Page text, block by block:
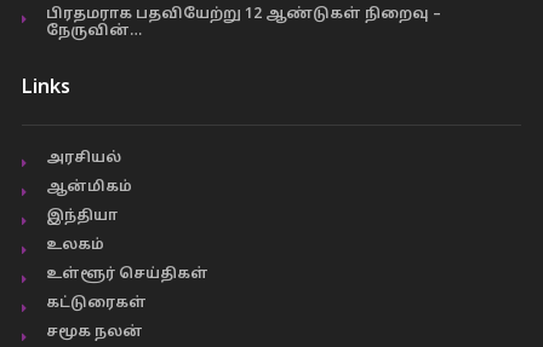
பிரதமராக பதவியேற்று 12 ஆண்டுகள் நிறைவு –
நேருவின்…
Links
அரசியல்
ஆன்மிகம்
இந்தியா
உலகம்
உள்ளூர் செய்திகள்
கட்டுரைகள்
சமூக நலன்